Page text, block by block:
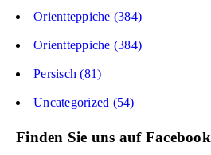
Orientteppiche (384)
Orientteppiche (384)
Persisch (81)
Uncategorized (54)
Finden Sie uns auf Facebook